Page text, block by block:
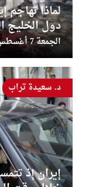
لماذا تهاجم
دول الخليج
الجمعة 7 أغسطس 2026 - 14:59:55
إيران إذ
د. سعيدة تراب